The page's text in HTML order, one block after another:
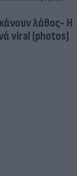
λάθος- Η
viral (photos)